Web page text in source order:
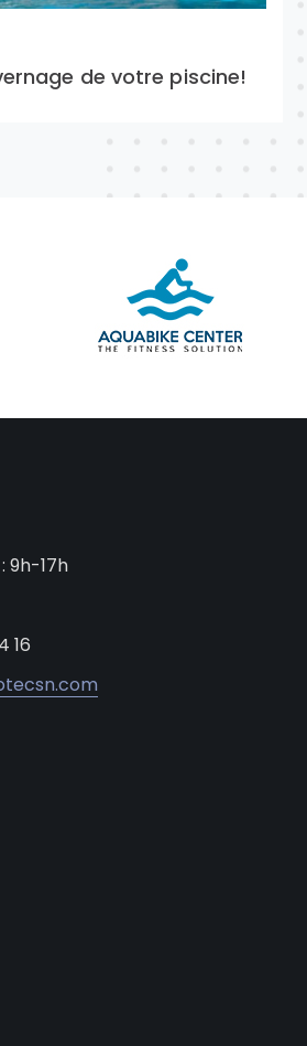
de votre piscine!
9h-17h
16